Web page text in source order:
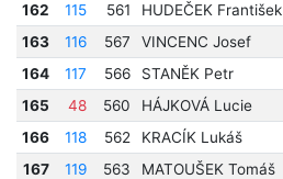
162
115 561 HUDEČEK František
163
116 567 VINCENC Josef
164
117 566 STANĚK Petr
165
48 560 HÁJKOVÁ Lucie
166
118 562 KRACÍK Lukáš
167
119 563 MATOUŠEK Tomáš